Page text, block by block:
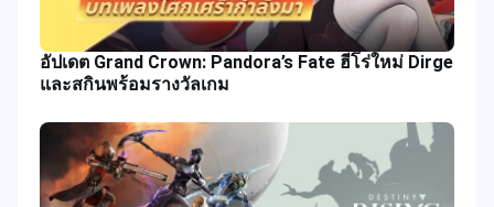
อัปเดต Grand Crown: Pandora’s Fate ฮีโร่ใหม่ Dirge
และสกินพร้อมรางวัลเกม